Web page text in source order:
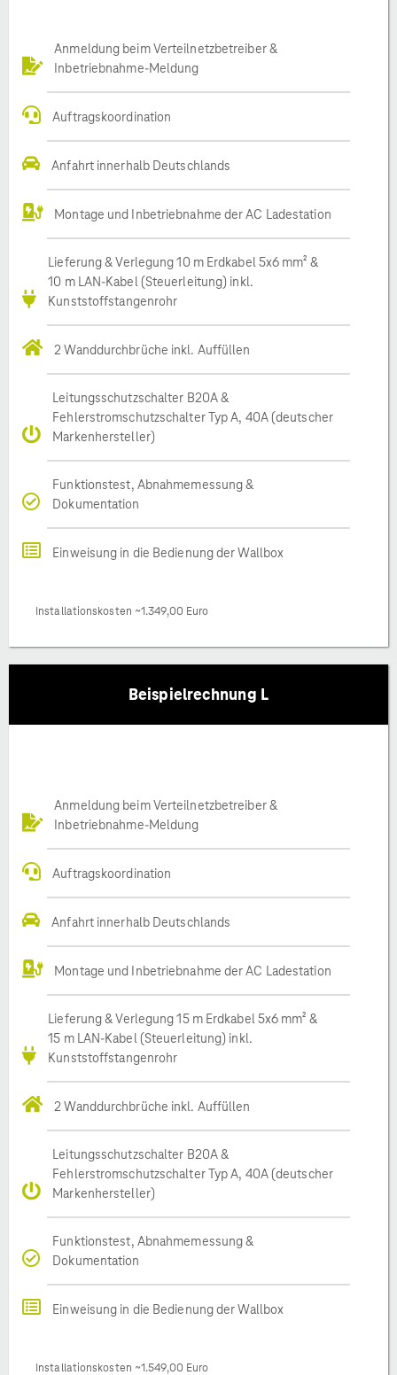
Anmeldung beim Verteilnetzbetreiber &
Inbetriebnahme-Meldung
Auftragskoordination
Anfahrt innerhalb Deutschlands
Montage und Inbetriebnahme der AC Ladestation
Lieferung & Verlegung 10 m Erdkabel 5x6 mm² &
10 m LAN-Kabel (Steuerleitung) inkl.
Kunststoffstangenrohr
2 Wanddurchbrüche inkl. Auffüllen
Leitungsschutzschalter B20A &
Fehlerstromschutzschalter Typ A, 40A (deutscher
Markenhersteller)
Funktionstest, Abnahmemessung &
Dokumentation
Einweisung in die Bedienung der Wallbox
Installationskosten ~1.349,00 Euro
Beispielrechnung L
Anmeldung beim Verteilnetzbetreiber &
Inbetriebnahme-Meldung
Auftragskoordination
Anfahrt innerhalb Deutschlands
Montage und Inbetriebnahme der AC Ladestation
Lieferung & Verlegung 15 m Erdkabel 5x6 mm² &
15 m LAN-Kabel (Steuerleitung) inkl.
Kunststoffstangenrohr
2 Wanddurchbrüche inkl. Auffüllen
Leitungsschutzschalter B20A &
Fehlerstromschutzschalter Typ A, 40A (deutscher
Markenhersteller)
Funktionstest, Abnahmemessung &
Dokumentation
Einweisung in die Bedienung der Wallbox
Installationskosten ~1.549,00 Euro